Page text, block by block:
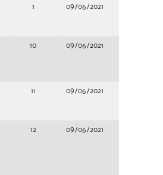
1 09/06/2021
10 09/06/2021
11 09/06/2021
12 09/06/2021